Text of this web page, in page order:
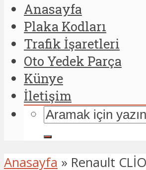
Anasayfa
Plaka Kodları
Trafik İşaretleri
Oto Yedek Parça
Künye
İletişim
Anasayfa » Renault